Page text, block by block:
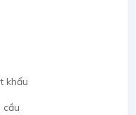
khẩu
cầu